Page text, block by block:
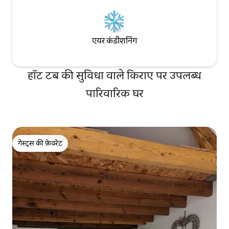
एयर कंडीशनिंग
हॉट टब की सुविधा वाले किराए पर उपलब्ध
पारिवारिक घर
गेस्ट्स की फ़ेवरेट
गेस्ट्स की फ़ेवरेट